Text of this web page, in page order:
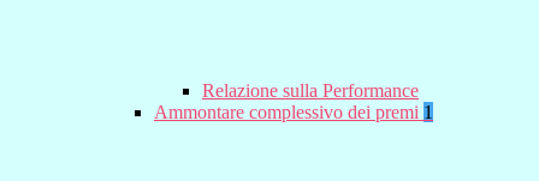
Relazione sulla Performance
Ammontare complessivo dei premi 1